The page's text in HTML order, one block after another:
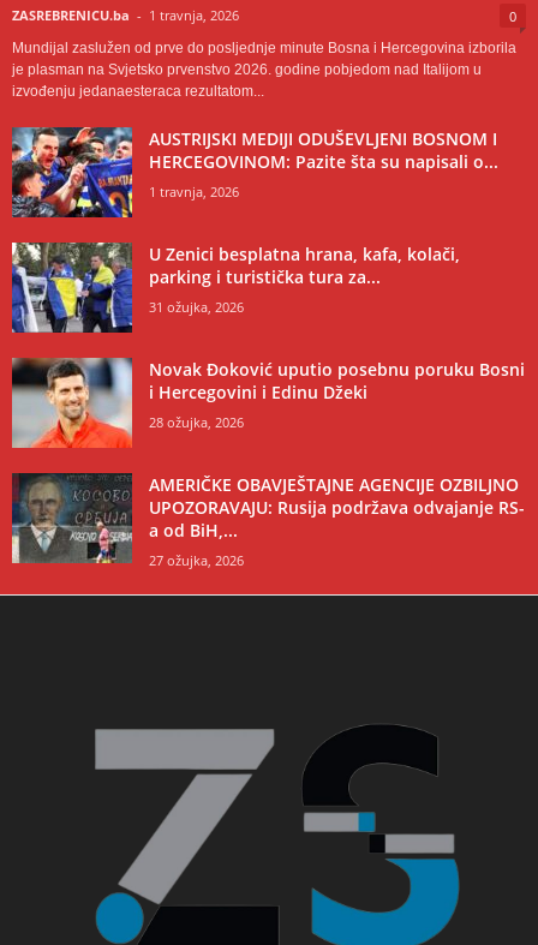
ZASREBRENICU.ba - 1 travnja, 2026 0
Mundijal zaslužen od prve do posljednje minute Bosna i Hercegovina izborila
je plasman na Svjetsko prvenstvo 2026. godine pobjedom nad Italijom u
izvođenju jedanaesteraca rezultatom...
AUSTRIJSKI MEDIJI ODUŠEVLJENI BOSNOM I
HERCEGOVINOM: Pazite šta su napisali o...
1 travnja, 2026
U Zenici besplatna hrana, kafa, kolači,
parking i turistička tura za...
31 ožujka, 2026
Novak Đoković uputio posebnu poruku Bosni
i Hercegovini i Edinu Džeki
28 ožujka, 2026
AMERIČKE OBAVJEŠTAJNE AGENCIJE OZBILJNO
UPOZORAVAJU: Rusija podržava odvajanje RS-
a od BiH,...
27 ožujka, 2026